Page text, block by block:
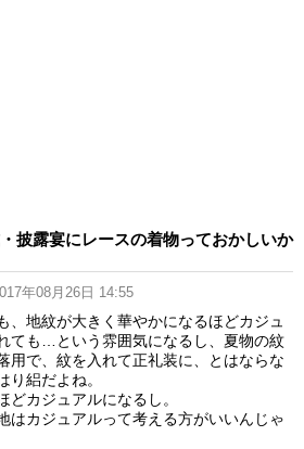
披露宴にレースの着物っておかしいか
年08月26日 14:55
、地紋が大きく華やかになるほどカジュ
ても…という雰囲気になるし、夏物の紋
用で、紋を入れて正礼装に、とはならな
り絽だよね。
カジュアルになるし。
はカジュアルって考える方がいいんじゃ